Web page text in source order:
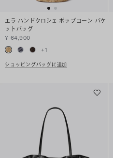
エラ ハンドクロシェ ポップコーン バケ
ットバッグ
¥ 64,900
+1
ショッピングバッグに追加